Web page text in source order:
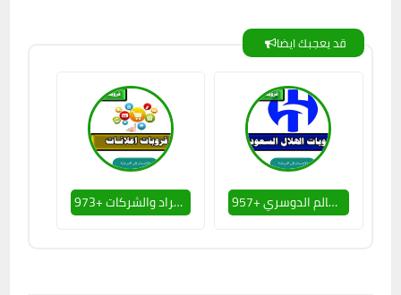
قد يعجبك ايضا
973+ روابط قروب واتس اب للاعلانات قروبات واتساب السعودية اعلانات مجانية مبوبة للافراد والشركات 957+ روابط قروبات جماهير هلالية قروب الهلال واتساب لكل عشاق الزعيم ومحبي سالم الدوسري